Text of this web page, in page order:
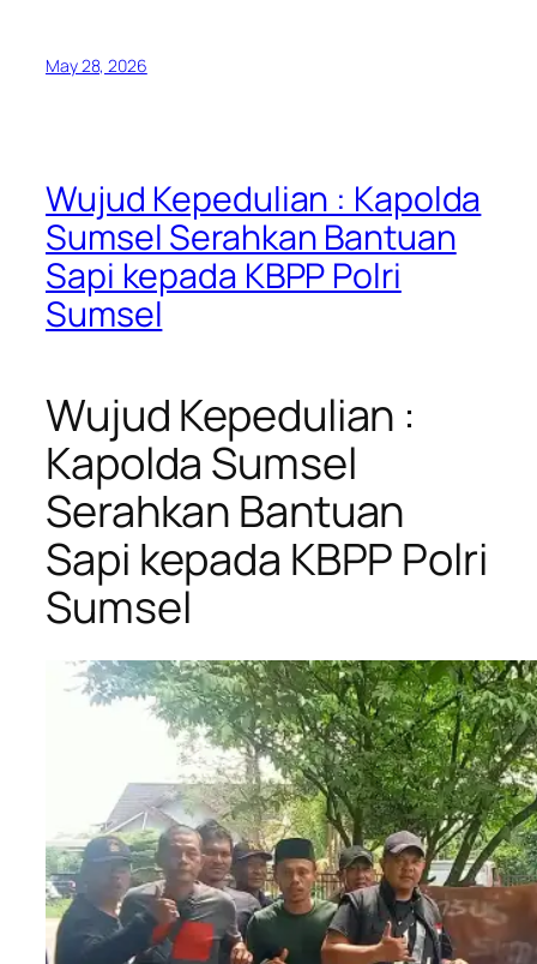
May 28, 2026
Wujud Kepedulian : Kapolda
Sumsel Serahkan Bantuan
Sapi kepada KBPP Polri
Sumsel
Wujud Kepedulian :
Kapolda Sumsel
Serahkan Bantuan
Sapi kepada KBPP Polri
Sumsel